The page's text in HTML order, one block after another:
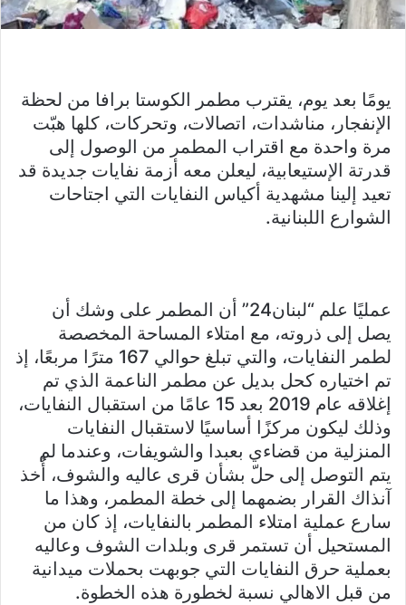
يومًا بعد يوم، يقترب مطمر الكوستا برافا من لحظة
الإنفجار، مناشدات، اتصالات، وتحركات، كلها هبّت
مرة واحدة مع اقتراب المطمر من الوصول إلى
قدرتة الإستيعابية، ليعلن معه أزمة نفايات جديدة قد
تعيد إلينا مشهدية أكياس النفايات التي اجتاحات
الشوارع اللبنانية.
عمليًا علم “لبنان24” أن المطمر على وشك أن
يصل إلى ذروته، مع امتلاء المساحة المخصصة
لطمر النفايات، والتي تبلغ حوالي 167 مترًا مربعًا، إذ
تم اختياره كحل بديل عن مطمر الناعمة الذي تم
إغلاقه عام 2019 بعد 15 عامًا من استقبال النفايات،
وذلك ليكون مركزًا أساسيًا لاستقبال النفايات
المنزلية من قضاءي بعبدا والشويفات، وعندما لم
يتم التوصل إلى حلّ بشأن قرى عاليه والشوف، أُخذ
آنذاك القرار بضمهما إلى خطة المطمر، وهذا ما
سارع عملية امتلاء المطمر بالنفايات، إذ كان من
المستحيل أن تستمر قرى وبلدات الشوف وعاليه
بعملية حرق النفايات التي جوبهت بحملات ميدانية
من قبل الاهالي نسبة لخطورة هذه الخطوة.